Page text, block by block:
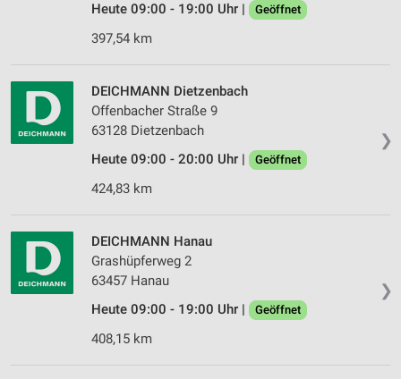
Heute 09:00 - 19:00 Uhr |
Geöffnet
397,54 km
❯
DEICHMANN Dietzenbach
Offenbacher Straße 9
63128 Dietzenbach
Heute 09:00 - 20:00 Uhr |
Geöffnet
424,83 km
❯
DEICHMANN Hanau
Grashüpferweg 2
63457 Hanau
Heute 09:00 - 19:00 Uhr |
Geöffnet
408,15 km
Messung der Performance von Inhalten
Analyse von Zielgruppen durch Statistiken oder
Quellen
Entwicklung und Verbesserung der Angebote
Verwendung reduzierter Daten zur Auswahl von
IAB-Besonderheiten:
Geräte anhand von aktiv angeforderten
Informationen identifizieren
Nicht-IAB-Verarbeitungszwecke: